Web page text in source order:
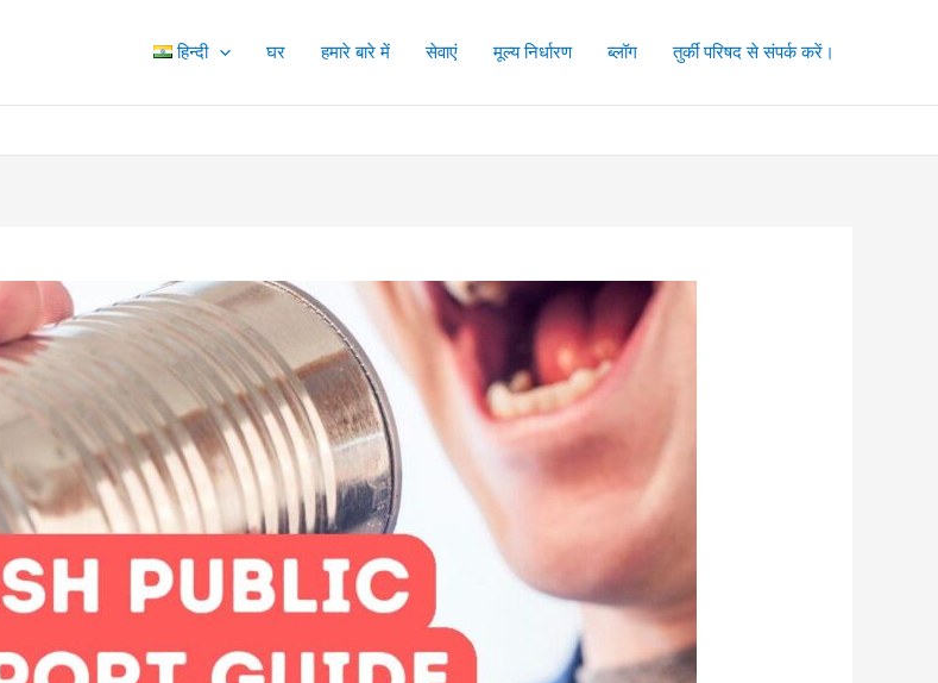
हिन्दी घर हमारे बारे में सेवाएं मूल्य निर्धारण ब्लॉग तुर्की परिषद से संपर्क करें।